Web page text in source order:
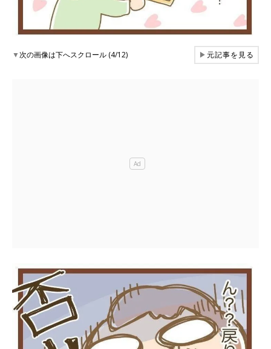
▼次の画像は下へスクロール (4/12) ▶元記事を見る